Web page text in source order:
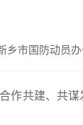
乡市国防动员
共建、共